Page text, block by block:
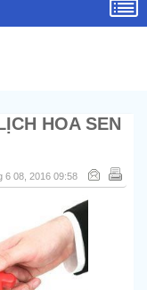
HOA SEN
6 08, 2016 09:58